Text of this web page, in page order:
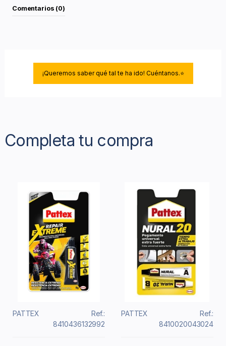
Comentarios (0)
¡Queremos saber qué tal te ha ido! Cuéntanos.⭐
Completa tu compra
PATTEX
Ref.:
8410436132992
PATTEX
Ref.:
8410020043024